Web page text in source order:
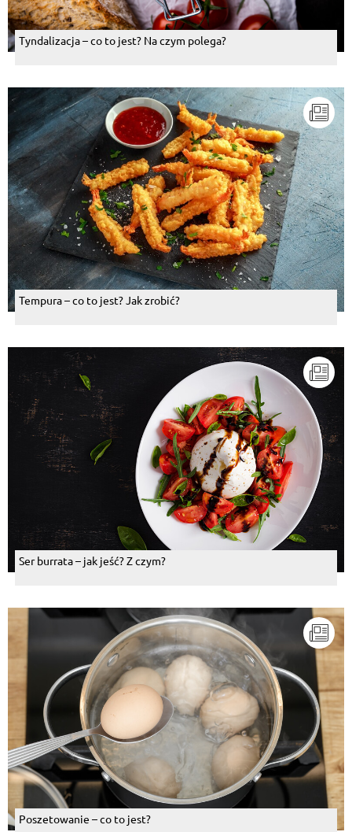
Tyndalizacja – co to jest? Na czym polega?
Tempura – co to jest? Jak zrobić?
Ser burrata – jak jeść? Z czym?
Poszetowanie – co to jest?